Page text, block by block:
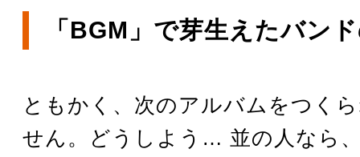
「BGM」で芽生えたバン
ともかく、次のアルバムをつく
せん。どうしよう… 並の人なら、